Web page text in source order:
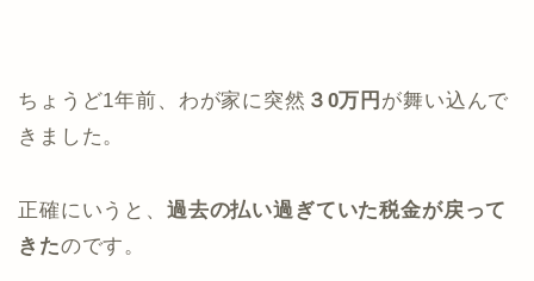
ちょうど1年前、わが家に突然 ３0万円 が舞い込んで
きました。
正確にいうと、 過去の払い過ぎていた税金が戻って
きたのです。